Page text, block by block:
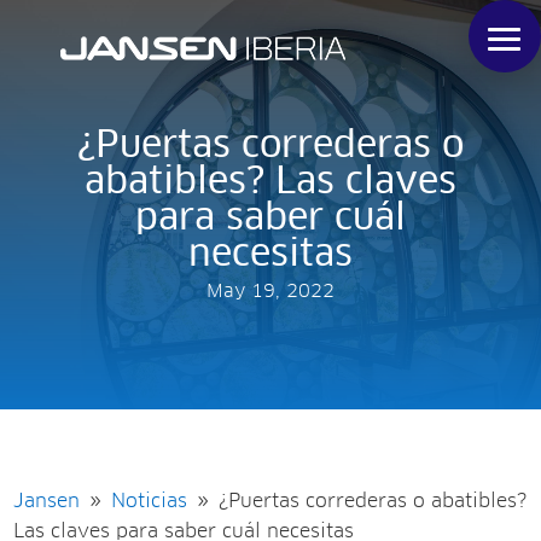
¿Puertas correderas o
abatibles? Las claves
para saber cuál
necesitas
May 19, 2022
Jansen 9 Noticias 9
¿Puertas correderas o abatibles?
Las claves para saber cuál necesitas